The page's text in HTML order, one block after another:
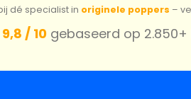
dé specialist in originele poppers –
9,8 / 10gebaseerd op 2.850+